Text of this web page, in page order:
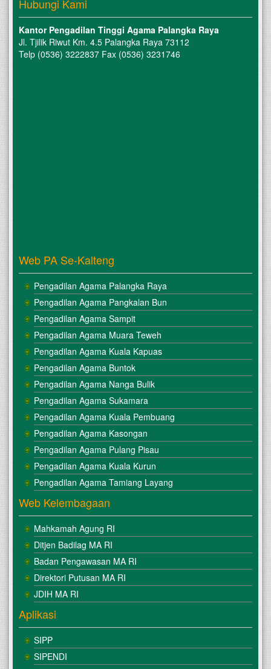
Hubungi Kami
Kantor Pengadilan Tinggi Agama Palangka Raya
Jl. Tjilik Riwut Km. 4.5 Palangka Raya 73112
Telp (0536) 3222837 Fax (0536) 3231746
Web PA Se-Kalteng
Pengadilan Agama Palangka Raya
Pengadilan Agama Pangkalan Bun
Pengadilan Agama Sampit
Pengadilan Agama Muara Teweh
Pengadilan Agama Kuala Kapuas
Pengadilan Agama Buntok
Pengadilan Agama Nanga Bulik
Pengadilan Agama Sukamara
Pengadilan Agama Kuala Pembuang
Pengadilan Agama Kasongan
Pengadilan Agama Pulang Pisau
Pengadilan Agama Kuala Kurun
Pengadilan Agama Tamiang Layang
Web Kelembagaan
Mahkamah Agung RI
Ditjen Badilag MA RI
Badan Pengawasan MA RI
Direktori Putusan MA RI
JDIH MA RI
Aplikasi
SIPP
SIPENDI